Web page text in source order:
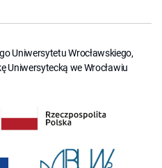
Uniwersytetu Wrocławskiego,
Uniwersytecką we Wrocławiu